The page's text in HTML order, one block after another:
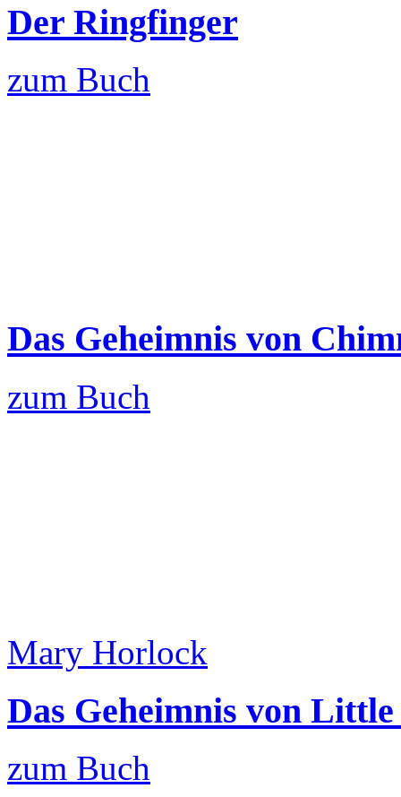
Der Ringfinger
zum Buch
Das Geheimnis von
zum Buch
Mary Horlock
Das Geheimnis von
zum Buch